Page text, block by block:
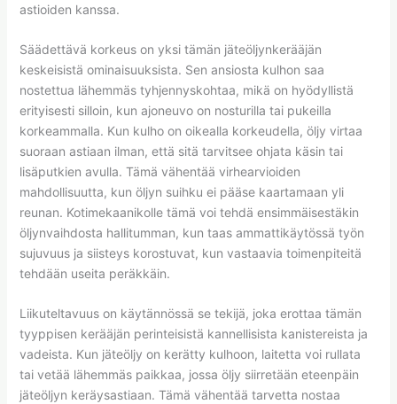
astioiden kanssa.
Säädettävä korkeus on yksi tämän jäteöljynkerääjän
keskeisistä ominaisuuksista. Sen ansiosta kulhon saa
nostettua lähemmäs tyhjennyskohtaa, mikä on hyödyllistä
erityisesti silloin, kun ajoneuvo on nosturilla tai pukeilla
korkeammalla. Kun kulho on oikealla korkeudella, öljy virtaa
suoraan astiaan ilman, että sitä tarvitsee ohjata käsin tai
lisäputkien avulla. Tämä vähentää virhearvioiden
mahdollisuutta, kun öljyn suihku ei pääse kaartamaan yli
reunan. Kotimekaanikolle tämä voi tehdä ensimmäisestäkin
öljynvaihdosta hallitumman, kun taas ammattikäytössä työn
sujuvuus ja siisteys korostuvat, kun vastaavia toimenpiteitä
tehdään useita peräkkäin.
Liikuteltavuus on käytännössä se tekijä, joka erottaa tämän
tyyppisen kerääjän perinteisistä kannellisista kanistereista ja
vadeista. Kun jäteöljy on kerätty kulhoon, laitetta voi rullata
tai vetää lähemmäs paikkaa, jossa öljy siirretään eteenpäin
jäteöljyn keräysastiaan. Tämä vähentää tarvetta nostaa